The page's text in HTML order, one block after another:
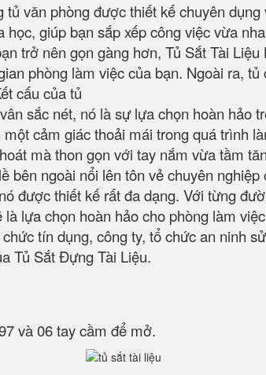
văn phòng được thiết kế chuyên
giúp bạn sắp xếp công việc vừa
trở nên gọn gàng hơn, Tủ Sắt Tài
phòng làm việc của bạn. Ngoài ra,
cấu của tủ
sắc nét, nó là sự lựa chọn hoàn hảo
cảm giác thoải mái trong quá trình
mà thon gọn với tay nắm vừa tầm
bên ngoài nổi lên tôn vẻ chuyên nghiệp
được thiết kế rất đa dạng. Với từng
lựa chọn hoàn hảo cho phòng làm
tín dụng, công ty, tổ chức an ninh
Tủ Sắt Đựng Tài Liệu.
và 06 tay cầm để mở.